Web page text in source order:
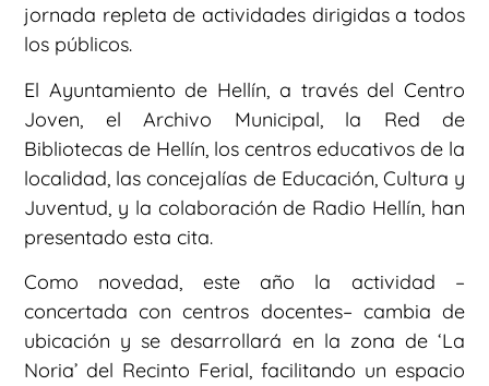
jornada repleta de actividades dirigidas a todos
los públicos.
El Ayuntamiento de Hellín, a través del Centro
Joven, el Archivo Municipal, la Red de
Bibliotecas de Hellín, los centros educativos de la
localidad, las concejalías de Educación, Cultura y
Juventud, y la colaboración de Radio Hellín, han
presentado esta cita.
Como novedad, este año la actividad –
concertada con centros docentes– cambia de
ubicación y se desarrollará en la zona de ‘La
Noria’ del Recinto Ferial, facilitando un espacio